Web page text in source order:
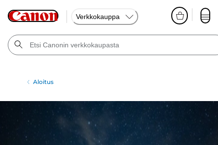
Verkkokauppa
Aloitus